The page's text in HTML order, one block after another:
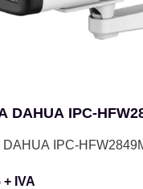
DAHUA IPC-
IPC-
+ IVA